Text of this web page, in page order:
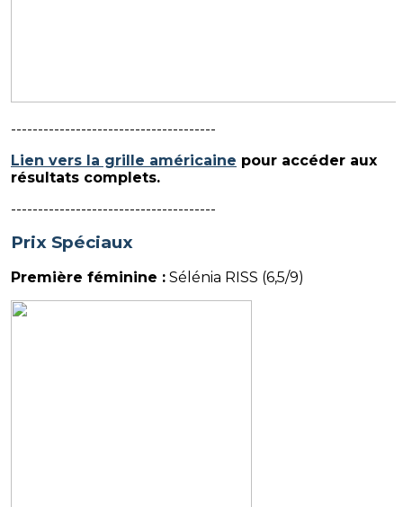
--------------------------------------
Lien vers la grille américaine pour accéder aux
résultats complets.
--------------------------------------
Prix Spéciaux
Première féminine : Sélénia RISS (6,5/9)